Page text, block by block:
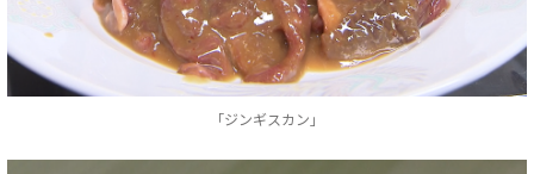
「ジンギスカン」